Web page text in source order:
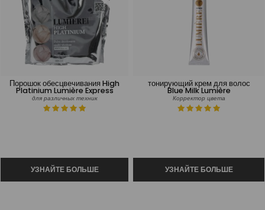
Порошок обесцвечивания High
Platinium Lumière Express
для различных техник
тонирующий крем для волос
Blue Milk Lumière
Корректор цвета